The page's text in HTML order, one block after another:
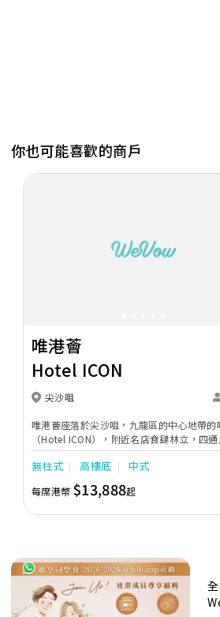
你也可能喜歡的商戶
唯港薈
Hotel ICON
尖沙咀
唯港薈座落於尖沙咀，九龍區的中心地帶的
（Hotel ICON），附近名店食肆林立，四通
充分展現繁華鬧巿中的活力個性，成為一眾
辦婚宴的熱門之選。專業團隊由策劃統籌至
每個細節，唯港薈都力臻完美，保證讓您留
醉人回憶。 擁有時尚高樓頂的Silverbox宴會
置了全套先進的視聽影音及燈光設備配套，
力氛圍的自助餐﹔唯港薈（Hotel ICON），
格各異的婚宴場地，都完美切合各準新人的
算﹔保證為您打造夢寐以求的特別日子，令
難忘！
無柱式 高樓底 中式
每席港幣 $13,888起